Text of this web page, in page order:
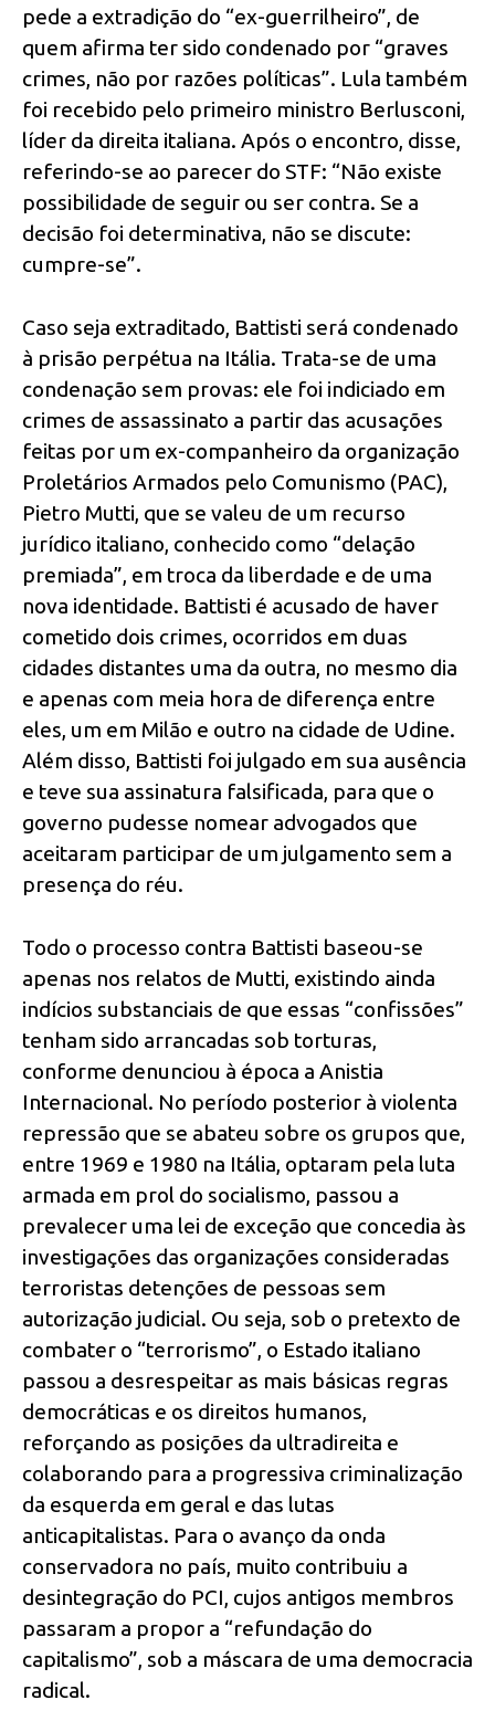
pede a extradição do “ex-guerrilheiro”, de
quem afirma ter sido condenado por “graves
crimes, não por razões políticas”. Lula também
foi recebido pelo primeiro ministro Berlusconi,
líder da direita italiana. Após o encontro, disse,
referindo-se ao parecer do STF: “Não existe
possibilidade de seguir ou ser contra. Se a
decisão foi determinativa, não se discute:
cumpre-se”.
Caso seja extraditado, Battisti será condenado
à prisão perpétua na Itália. Trata-se de uma
condenação sem provas: ele foi indiciado em
crimes de assassinato a partir das acusações
feitas por um ex-companheiro da organização
Proletários Armados pelo Comunismo (PAC),
Pietro Mutti, que se valeu de um recurso
jurídico italiano, conhecido como “delação
premiada”, em troca da liberdade e de uma
nova identidade. Battisti é acusado de haver
cometido dois crimes, ocorridos em duas
cidades distantes uma da outra, no mesmo dia
e apenas com meia hora de diferença entre
eles, um em Milão e outro na cidade de Udine.
Além disso, Battisti foi julgado em sua ausência
e teve sua assinatura falsificada, para que o
governo pudesse nomear advogados que
aceitaram participar de um julgamento sem a
presença do réu.
Todo o processo contra Battisti baseou-se
apenas nos relatos de Mutti, existindo ainda
indícios substanciais de que essas “confissões”
tenham sido arrancadas sob torturas,
conforme denunciou à época a Anistia
Internacional. No período posterior à violenta
repressão que se abateu sobre os grupos que,
entre 1969 e 1980 na Itália, optaram pela luta
armada em prol do socialismo, passou a
prevalecer uma lei de exceção que concedia às
investigações das organizações consideradas
terroristas detenções de pessoas sem
autorização judicial. Ou seja, sob o pretexto de
combater o “terrorismo”, o Estado italiano
passou a desrespeitar as mais básicas regras
democráticas e os direitos humanos,
reforçando as posições da ultradireita e
colaborando para a progressiva criminalização
da esquerda em geral e das lutas
anticapitalistas. Para o avanço da onda
conservadora no país, muito contribuiu a
desintegração do PCI, cujos antigos membros
passaram a propor a “refundação do
capitalismo”, sob a máscara de uma democracia
radical.